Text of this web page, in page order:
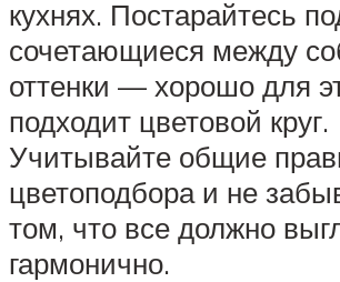
кухнях. Постарайтесь
сочетающиеся между
оттенки — хорошо для
подходит цветовой круг.
Учитывайте общие
цветоподбора и не
том, что все должно
гармонично.